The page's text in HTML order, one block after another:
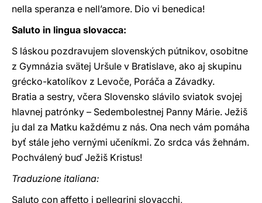
nella speranza e nell’amore. Dio vi benedica!
Saluto in lingua slovacca:
S láskou pozdravujem slovenských pútnikov, osobitne
z Gymnázia svätej Uršule v Bratislave, ako aj skupinu
grécko-katolíkov z Levoče, Poráča a Závadky.
Bratia a sestry, včera Slovensko slávilo sviatok svojej
hlavnej patrónky – Sedembolestnej Panny Márie. Ježiš
ju dal za Matku každému z nás. Ona nech vám pomáha
byť stále jeho vernými učeníkmi. Zo srdca vás žehnám.
Pochválený buď Ježiš Kristus!
Traduzione italiana:
Saluto con affetto i pellegrini slovacchi,